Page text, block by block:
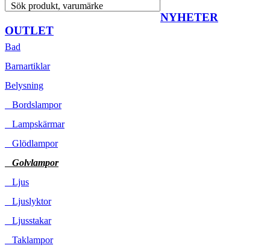
Sök produkt, varumärke
NYHETER
OUTLET
Bad
Barnartiklar
Belysning
Bordslampor
Lampskärmar
Glödlampor
Golvlampor
Ljus
Ljuslyktor
Ljusstakar
Taklampor